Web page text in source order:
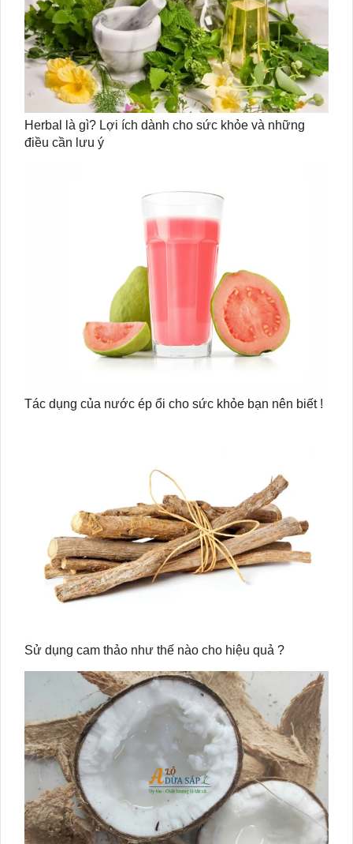
Herbal là gì? Lợi ích dành cho sức khỏe và những
điều cần lưu ý
Tác dụng của nước ép ổi cho sức khỏe bạn nên biết !
Sử dụng cam thảo như thế nào cho hiệu quả ?